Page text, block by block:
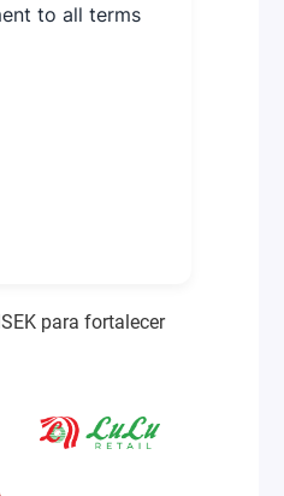
to all terms
para fortalecer